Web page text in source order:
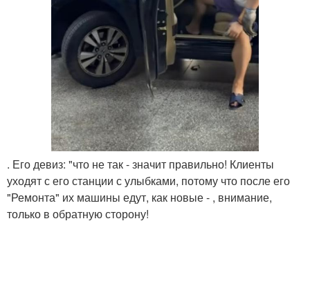
. Его девиз: "что не так - значит правильно! Клиенты
уходят с его станции с улыбками, потому что после его
"Ремонта" их машины едут, как новые - , внимание,
только в обратную сторону!